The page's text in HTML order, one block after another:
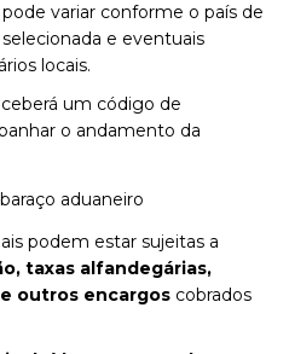
variar conforme o país de
e eventuais
locais.
um código de
o andamento da
aduaneiro
podem estar sujeitas a
taxas alfandegárias,
outros encargos cobrados